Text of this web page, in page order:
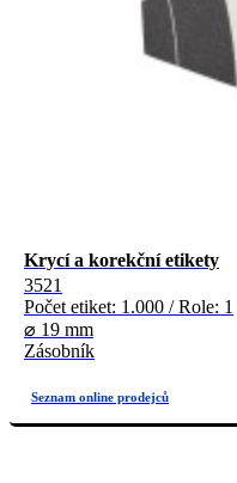
Krycí a korekční etikety
3521
Počet etiket: 1.000 / Role: 1
⌀ 19 mm
Zásobník